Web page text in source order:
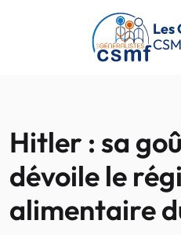
Passer au contenu principal
Les
Hitler : sa
dévoile le
alimentaire